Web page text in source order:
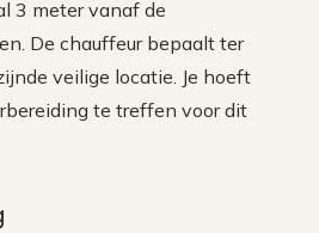
3 meter vanaf de
De chauffeur bepaalt ter
veilige locatie. Je hoeft
te treffen voor dit